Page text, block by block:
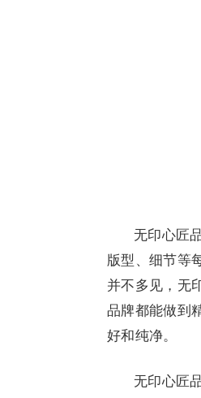
无印心匠
版型、细节等
并不多见，无
品牌都能做到
好和纯净。
无印心匠